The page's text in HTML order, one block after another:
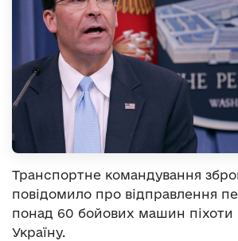
Транспортне командування
повідомило про відправлення
понад 60 бойових машин піхоти
Україну.